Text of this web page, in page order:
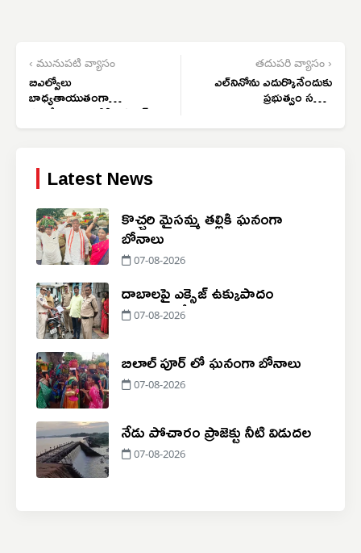
‹ మునుపటి వ్యాసం
బిఎల్వోలు
బాధ్యతాయుతంగా
పనిచేయాలి: ఐటిడిఏ ప్రాజెక్ట్
అధికారి
తదుపరి వ్యాసం ›
ఎల్‌నినోను ఎదుర్కొనేందుకు
ప్రభుత్వం సమగ్ర
కార్యాచరణ ప్రణాళిక
ప్రకటించాలి
Latest News
కొచ్చరి మైసమ్మ తల్లికి ఘనంగా
బోనాలు
07-08-2026
దాబాలపై ఎక్సైజ్ ఉక్కుపాదం
07-08-2026
బిలాల్ పూర్ లో ఘనంగా బోనాలు
07-08-2026
నేడు పోచారం ప్రాజెక్టు నీటి విడుదల
07-08-2026